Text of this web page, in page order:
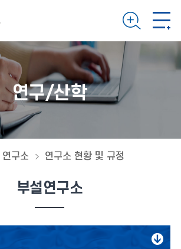
연구/산학
연구소 연구소 현황 및 규정
부설연구소